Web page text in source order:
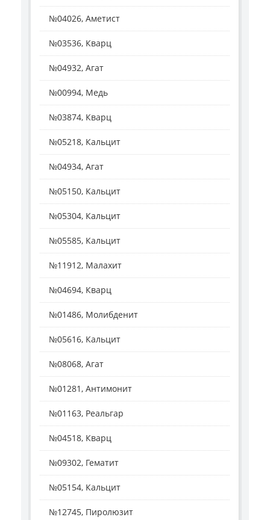
№04026, Аметист
№03536, Кварц
№04932, Агат
№00994, Медь
№03874, Кварц
№05218, Кальцит
№04934, Агат
№05150, Кальцит
№05304, Кальцит
№05585, Кальцит
№11912, Малахит
№04694, Кварц
№01486, Молибденит
№05616, Кальцит
№08068, Агат
№01281, Антимонит
№01163, Реальгар
№04518, Кварц
№09302, Гематит
№05154, Кальцит
№12745, Пиролюзит